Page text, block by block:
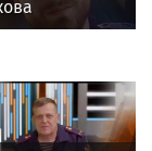
редкими